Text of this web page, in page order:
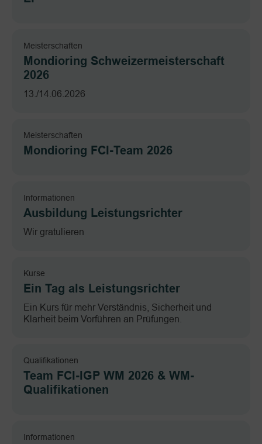
Meisterschaften
Mondioring Schweizermeisterschaft
2026
13./14.06.2026
Meisterschaften
Mondioring FCI-Team 2026
Informationen
Ausbildung Leistungsrichter
Wir gratulieren
Kurse
Ein Tag als Leistungsrichter
Ein Kurs für mehr Verständnis, Sicherheit und
Klarheit beim Vorführen an Prüfungen.
Qualifikationen
Team FCI-IGP WM 2026 & WM-
Qualifikationen
Informationen